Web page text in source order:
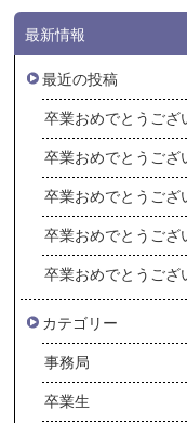
最新情報
最近の投稿
卒業おめでとうござ
卒業おめでとうござ
卒業おめでとうござ
卒業おめでとうござ
卒業おめでとうござ
カテゴリー
事務局
卒業生